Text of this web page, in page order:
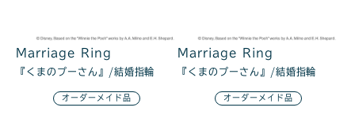
Marriage Ring
『くまのプーさん』/結婚指輪
オーダーメイド品
Marriage Ring
『くまのプーさん』/結婚指輪
オーダーメイド品